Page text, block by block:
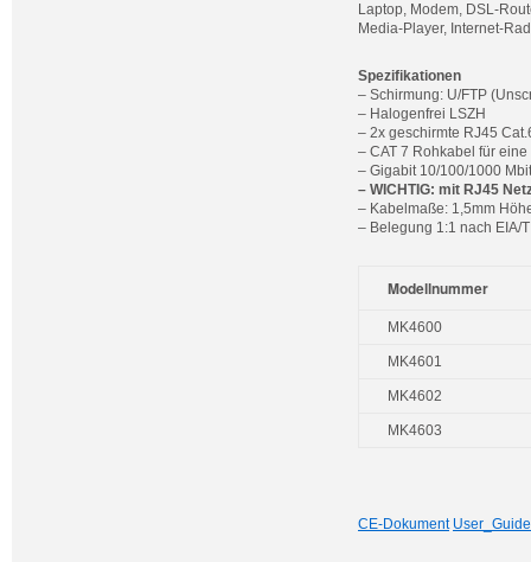
Laptop, Modem, DSL-
Media-Player, Internet-
Spezifikationen
– Schirmung: U/FTP
– Halogenfrei LSZH
– 2x geschirmte RJ45
– CAT 7 Rohkabel für
– Gigabit 10/100/1000 Mbit
– WICHTIG: mit RJ45
– Kabelmaße: 1,5mm
– Belegung 1:1 nach EIA/
Modellnummer
MK4600
MK4601
MK4602
MK4603
CE-Dokument User_Guide